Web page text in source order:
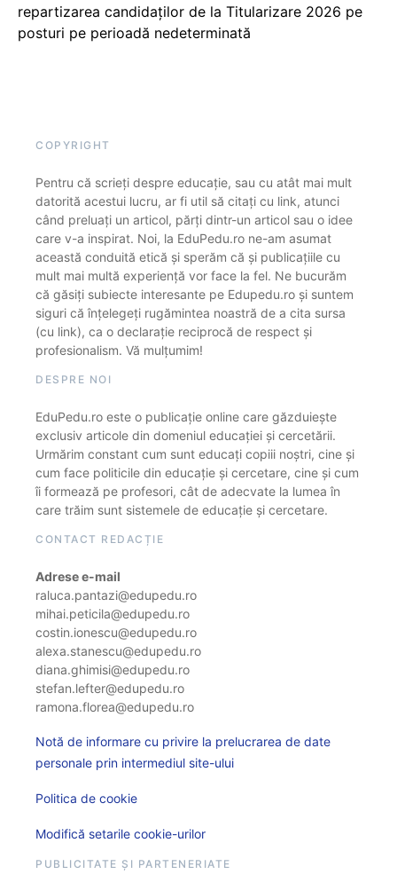
repartizarea candidaților de la Titularizare 2026 pe
posturi pe perioadă nedeterminată
COPYRIGHT
Pentru că scrieți despre educație, sau cu atât mai mult
datorită acestui lucru, ar fi util să citați cu link, atunci
când preluați un articol, părți dintr-un articol sau o idee
care v-a inspirat. Noi, la EduPedu.ro ne-am asumat
această conduită etică și sperăm că și publicațiile cu
mult mai multă experiență vor face la fel. Ne bucurăm
că găsiți subiecte interesante pe Edupedu.ro și suntem
siguri că înțelegeți rugămintea noastră de a cita sursa
(cu link), ca o declarație reciprocă de respect și
profesionalism. Vă mulțumim!
DESPRE NOI
EduPedu.ro este o publicație online care găzduiește
exclusiv articole din domeniul educației și cercetării.
Urmărim constant cum sunt educați copiii noștri, cine și
cum face politicile din educație și cercetare, cine și cum
îi formează pe profesori, cât de adecvate la lumea în
care trăim sunt sistemele de educație și cercetare.
CONTACT REDACȚIE
Adrese e-mail
raluca.pantazi@edupedu.ro
mihai.peticila@edupedu.ro
costin.ionescu@edupedu.ro
alexa.stanescu@edupedu.ro
diana.ghimisi@edupedu.ro
stefan.lefter@edupedu.ro
ramona.florea@edupedu.ro
Notă de informare cu privire la prelucrarea de date
personale prin intermediul site-ului
Politica de cookie
Modifică setarile cookie-urilor
PUBLICITATE ȘI PARTENERIATE